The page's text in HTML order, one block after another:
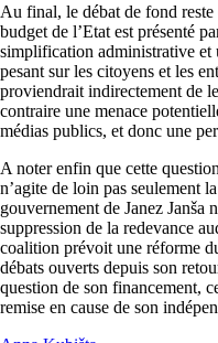
Au final, le débat de fond
budget de l’Etat est présenté
simplification administrative et
pesant sur les citoyens et les
proviendrait indirectement de
contraire une menace
médias publics, et donc une
A noter enfin que cette
n’agite de loin pas seulement
gouvernement de Janez Janša
suppression de la redevance
coalition prévoit une réforme
débats ouverts depuis son
question de son financement,
remise en cause de son